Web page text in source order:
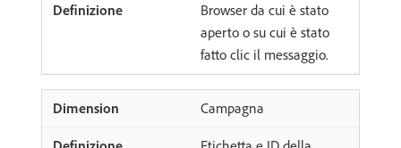
Browser da cui è stato
aperto o su cui è stato
fatto clic il messaggio.
Campagna